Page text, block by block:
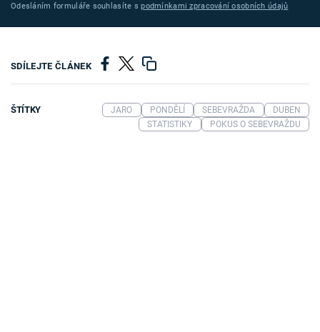
Odesláním formuláře souhlasíte spodmínkami zpracování osobních údajů
SDÍLEJTE ČLÁNEK
ŠTÍTKY JARO PONDĚLÍ SEBEVRAŽDA
DUBEN
STATISTIKY
POKUS O SEBEVRAŽDU